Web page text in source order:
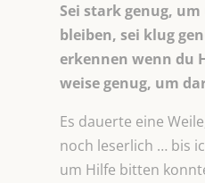
Sei stark genug,
bleiben, sei klug
erkennen wenn du
weise genug, um
Es dauerte eine
noch leserlich … bis
um Hilfe bitten